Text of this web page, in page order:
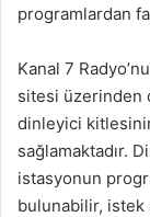
programlardan
Kanal 7
sitesi üzerinden
dinleyici
sağlamaktadır.
istasyonun
bulunabilir, istek